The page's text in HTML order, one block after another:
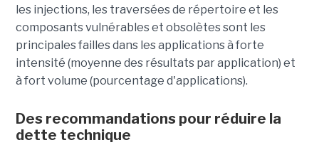
les injections, les traversées de répertoire et les
composants vulnérables et obsolètes sont les
principales failles dans les applications à forte
intensité (moyenne des résultats par application) et
à fort volume (pourcentage d'applications).
Des recommandations pour réduire la
dette technique